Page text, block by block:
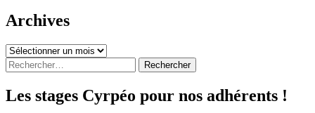
Archives
Archives
Rechercher :
Les stages Cyrpéo pour nos adhérents !